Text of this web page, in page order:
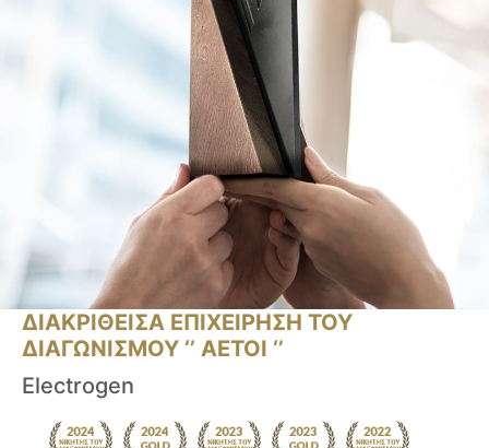
ΔΙΑΚΡΙΘΕΙΣΑ ΕΠΙΧΕΙΡΗΣΗ ΤΟΥ
ΔΙΑΓΩΝΙΣΜΟΥ ‘’ ΑΕΤΟΙ ‘’
Electrogen